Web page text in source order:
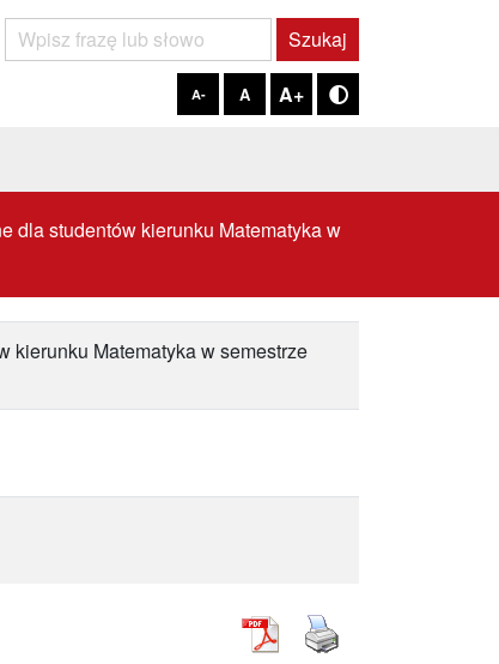
Szukaj Szukaj
A- A A+
Tryb kontrastowy
dla studentów kierunku Matematyka w
kierunku Matematyka w semestrze